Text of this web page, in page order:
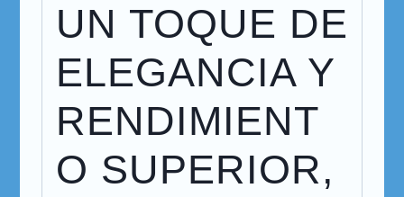
UN TOQUE DE
ELEGANCIA Y
RENDIMIENT
O SUPERIOR,